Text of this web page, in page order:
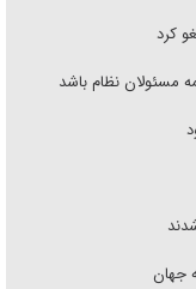
کرد
مسئولان نظام باشد
جهان